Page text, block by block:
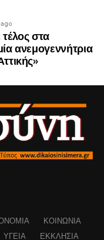
στα
ανεμογεννήτρια
ΚΟΙΝΩΝΊΑ
ΥΓΕΊΑ ΕΚΚΛΗΣΊΑ